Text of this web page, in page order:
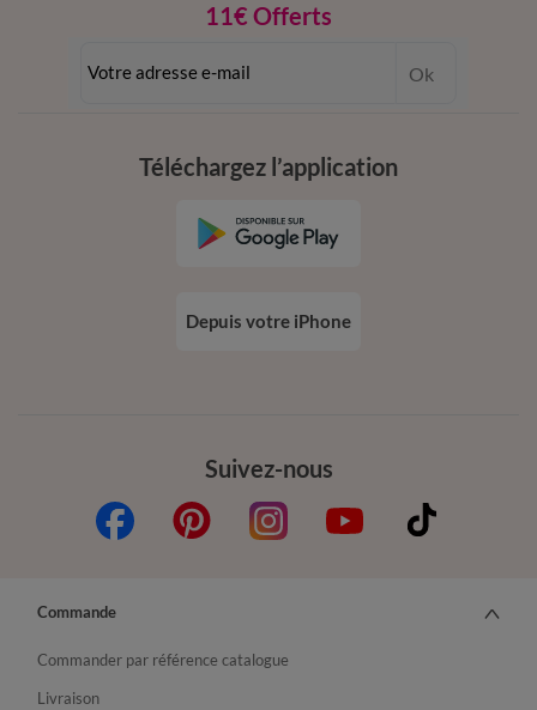
11€ Offerts
dès 20€ d’achat
Ok
Suivez-nous
Téléchargez l’application
Depuis votre iPhone
Commande
Commander par référence catalogue
Livraison